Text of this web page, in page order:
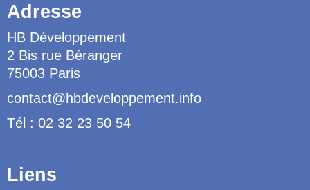
Adresse
HB Développement
2 Bis rue Béranger
75003 Paris
contact@hbdeveloppement.info
Tél : 02 32 23 50 54
Liens